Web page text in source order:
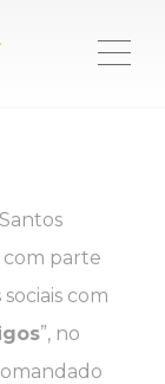
com parte
com
”, no